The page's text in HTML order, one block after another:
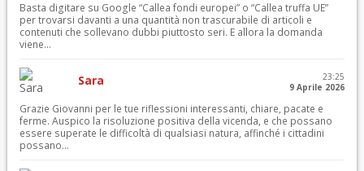
Basta digitare su Google “Callea fondi europei” o “Callea truffa UE”
per trovarsi davanti a una quantità non trascurabile di articoli e
contenuti che sollevano dubbi piuttosto seri. E allora la domanda
viene...
Sara
23:25
9 Aprile 2026
Grazie Giovanni per le tue riflessioni interessanti, chiare, pacate e
ferme. Auspico la risoluzione positiva della vicenda, e che possano
essere superate le difficoltà di qualsiasi natura, affinché i cittadini
possano...